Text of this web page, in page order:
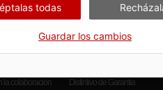
la colaboración
Distintivo de Garantía
todas
Guardar los cambios